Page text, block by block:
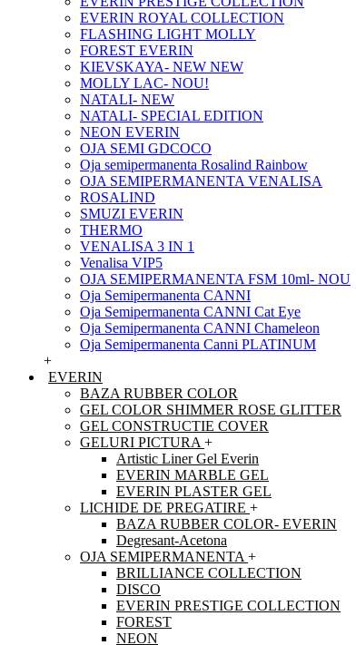
EVERIN ROYAL COLLECTION
FLASHING LIGHT MOLLY
FOREST EVERIN
KIEVSKAYA- NEW NEW
MOLLY LAC- NOU!
NATALI- NEW
NATALI- SPECIAL EDITION
NEON EVERIN
OJA SEMI GDCOCO
Oja semipermanenta Rosalind Rainbow
OJA SEMIPERMANENTA VENALISA
ROSALIND
SMUZI EVERIN
THERMO
VENALISA 3 IN 1
Venalisa VIP5
OJA SEMIPERMANENTA FSM 10ml- NOU
Oja Semipermanenta CANNI
Oja Semipermanenta CANNI Cat Eye
Oja Semipermanenta CANNI Chameleon
Oja Semipermanenta Canni PLATINUM
+
EVERIN
BAZA RUBBER COLOR
GEL COLOR SHIMMER ROSE GLITTER
GEL CONSTRUCTIE COVER
GELURI PICTURA +
Artistic Liner Gel Everin
EVERIN MARBLE GEL
EVERIN PLASTER GEL
LICHIDE DE PREGATIRE +
BAZA RUBBER COLOR- EVERIN
Degresant-Acetona
OJA SEMIPERMANENTA +
BRILLIANCE COLLECTION
DISCO
EVERIN PRESTIGE COLLECTION
FOREST
NEON